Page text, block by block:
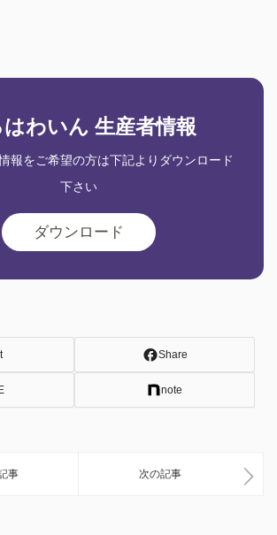
わいん 生産者情報
報をご希望の方は下記よりダウンロード
下さい
ダウンロード
Share
note
事 次の記事